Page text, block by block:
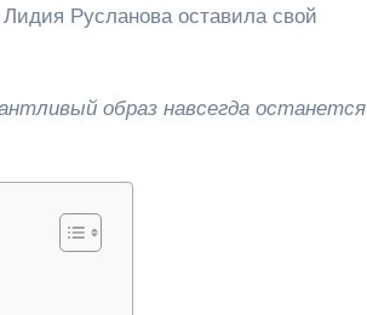
Русланова оставила свой
образ навсегда останется